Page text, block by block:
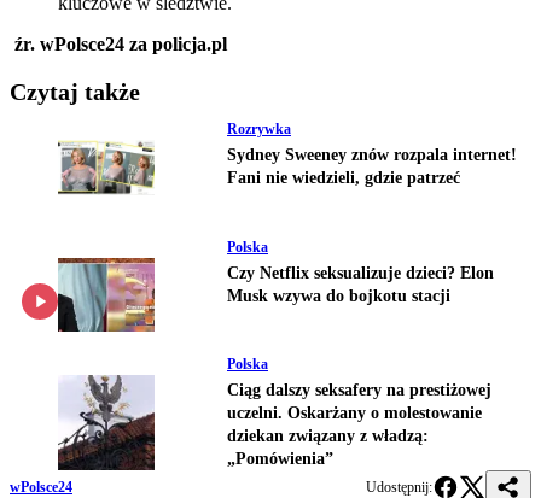
źr. wPolsce24 za policja.pl
Czytaj także
Rozrywka
Sydney Sweeney znów rozpala internet!
Fani nie wiedzieli, gdzie patrzeć
Polska
Czy Netflix seksualizuje dzieci? Elon
Musk wzywa do bojkotu stacji
Polska
Ciąg dalszy seksafery na prestiżowej
uczelni. Oskarżany o molestowanie
dziekan związany z władzą:
„Pomówienia”
wPolsce24 Udostępnij: